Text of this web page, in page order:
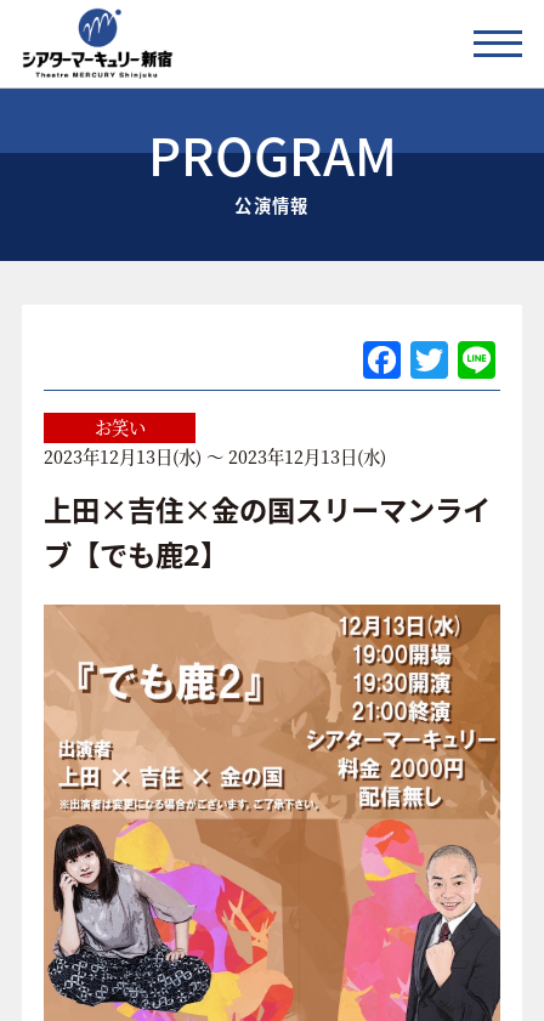
公演情報
アクセス
協賛企業 / 運営会社
お問い合わせ
FAQ
PROGRAM
公演情報
F
a
b
k
T
w
お笑い
2023年12月13日(水) ～ 2023年12月13日(水)
上田×吉住×金の国スリーマンライ
ブ【でも鹿2】